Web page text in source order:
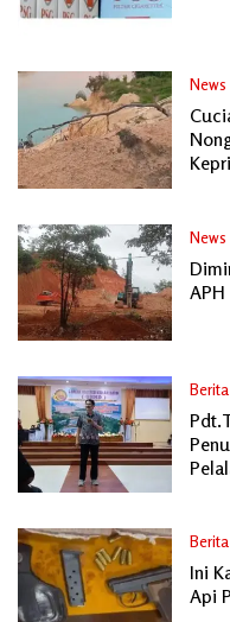
News
News
Berita
Berita
Ini
Api